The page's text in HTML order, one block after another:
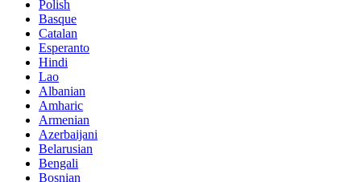
Polish
Basque
Catalan
Esperanto
Hindi
Lao
Albanian
Amharic
Armenian
Azerbaijani
Belarusian
Bengali
Bosnian